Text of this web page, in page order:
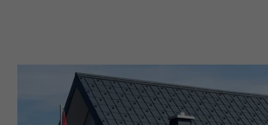
DOBA
ÚČEL
ÚČEL